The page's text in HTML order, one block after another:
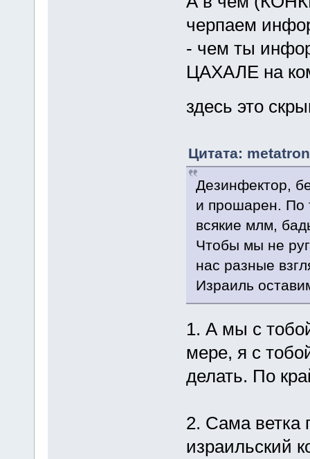
черпаем
- чем ты
ЦАХАЛЕ на
здесь это
Цитата:
Дезинфектор,
и прошарен. По
всякие млм,
Чтобы мы не
нас разные
Израиль
1. А мы с
мере, я с
делать. По
2. Сама ветка
израильский